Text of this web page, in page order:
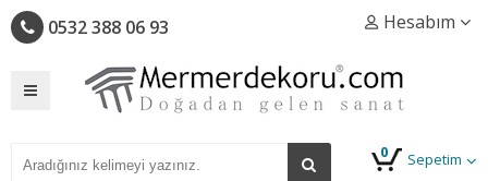
0532 388 06 93 Hesabım
Sepetim
0